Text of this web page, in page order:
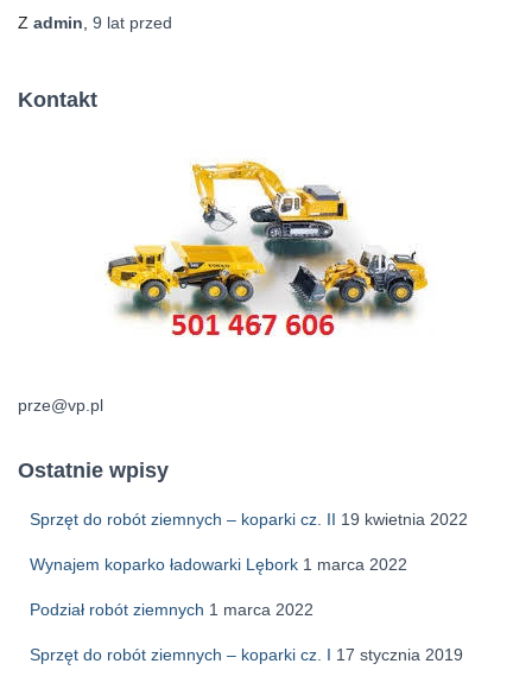
Z admin 9 lat przed
Kontakt
prze@vp.pl
Ostatnie wpisy
Sprzęt do robót ziemnych – koparki cz. II 19 kwietnia 2022
Wynajem koparko ładowarki Lębork 1 marca 2022
Podział robót ziemnych 1 marca 2022
Sprzęt do robót ziemnych – koparki cz. I 17 stycznia 2019